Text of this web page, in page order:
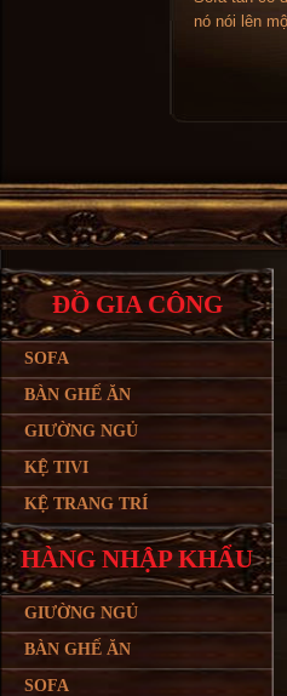
nó nói lên
ĐỒ GIA CÔNG
SOFA
BÀN GHẾ ĂN
GIƯỜNG NGỦ
KỆ TIVI
KỆ TRANG TRÍ
HÀNG NHẬP KHẨU
GIƯỜNG NGỦ
BÀN GHẾ ĂN
SOFA